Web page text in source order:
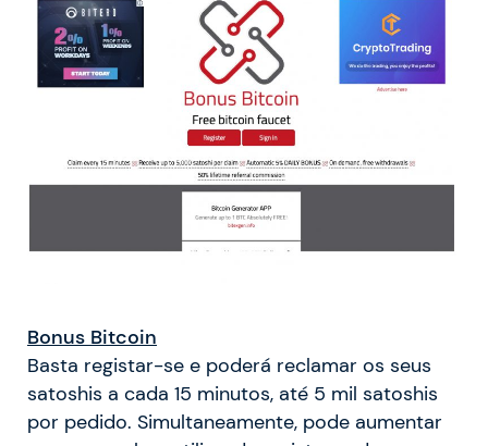
Bonus Bitcoin
Basta registar-se e poderá reclamar os seus
satoshis a cada 15 minutos, até 5 mil satoshis
por pedido. Simultaneamente, pode aumentar